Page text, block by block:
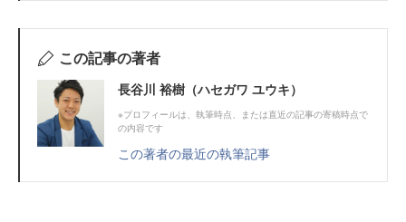
この記事の著者
長谷川 裕樹（ハセガワ ユウキ）
※プロフィールは、執筆時点、または直近の記事の寄稿時点で
の内容です
この著者の最近の執筆記事